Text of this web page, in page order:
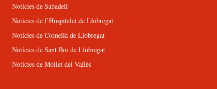
Notícies de Sabadell
Notícies de l’Hospitalet de Llobregat
Notícies de Cornellà de Llobregat
Notícies de Sant Boi de Llobregat
Notícies de Mollet del Vallès